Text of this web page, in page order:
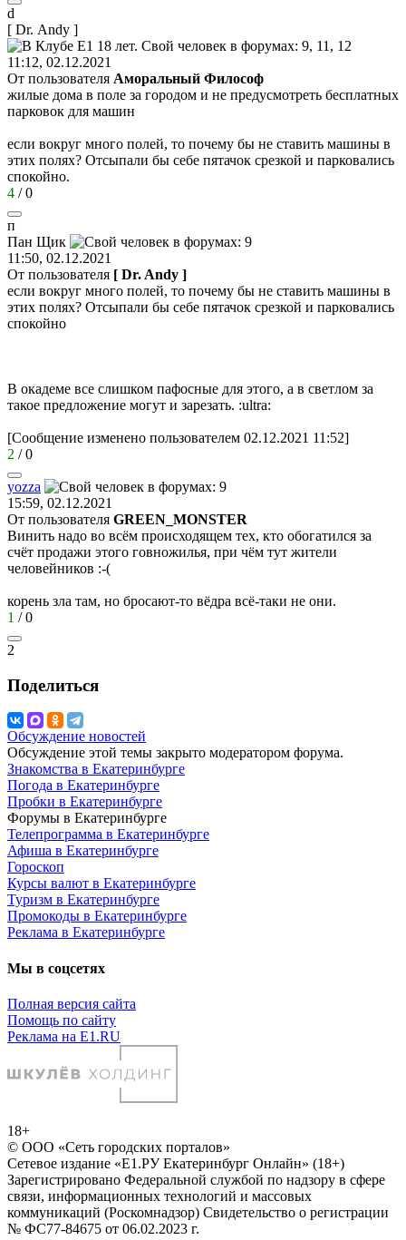
d
[ Dr. Andy ]
11:12, 02.12.2021
От пользователя Аморальный Философ
жилые дома в поле за городом и не предусмотреть бесплатных
парковок для машин
если вокруг много полей, то почему бы не ставить машины в
этих полях? Отсыпали бы себе пятачок срезкой и парковались
спокойно.
4 /0
п
Пан Щик
11:50, 02.12.2021
От пользователя [ Dr. Andy ]
если вокруг много полей, то почему бы не ставить машины в
этих полях? Отсыпали бы себе пятачок срезкой и парковались
спокойно
В окадеме все слишком пафосные для этого, а в светлом за
такое предложение могут и зарезать. :ultra:
[Сообщение изменено пользователем 02.12.2021 11:52]
2 /0
yozza
15:59, 02.12.2021
От пользователя GREEN_MONSTER
Винить надо во всём происходящем тех, кто обогатился за
счёт продажи этого говножилья, при чём тут жители
человейников :-(
корень зла там, но бросают-то вёдра всё-таки не они.
1 /0
2
Поделиться
Обсуждение новостей
Обсуждение этой темы закрыто модератором форума.
Знакомства в Екатеринбурге
Погода в Екатеринбурге
Пробки в Екатеринбурге
Форумы в Екатеринбурге
Телепрограмма в Екатеринбурге
Афиша в Екатеринбурге
Гороскоп
Курсы валют в Екатеринбурге
Туризм в Екатеринбурге
Промокоды в Екатеринбурге
Реклама в Екатеринбурге
Мы в соцсетях
Полная версия сайта
Помощь по сайту
Реклама на E1.RU
18+
© ООО «Сеть городских порталов»
Сетевое издание «Е1.РУ Екатеринбург Онлайн» (18+)
Зарегистрировано Федеральной службой по надзору в сфере
связи, информационных технологий и массовых
коммуникаций (Роскомнадзор) Свидетельство о регистрации
№ ФС77-84675 от 06.02.2023 г.